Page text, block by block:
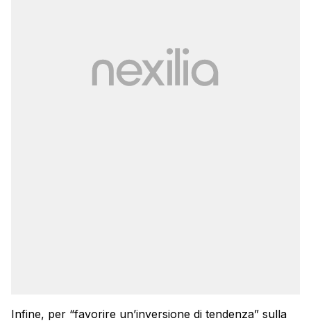
Infine, per “favorire un’inversione di tendenza” sulla